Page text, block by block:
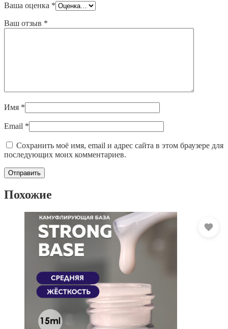
Ваша оценка *
Ваш отзыв *
Имя *
Email *
Сохранить моё имя, email и адрес сайта в этом браузере для
последующих моих комментариев.
Похожие